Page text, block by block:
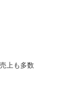
上も多数